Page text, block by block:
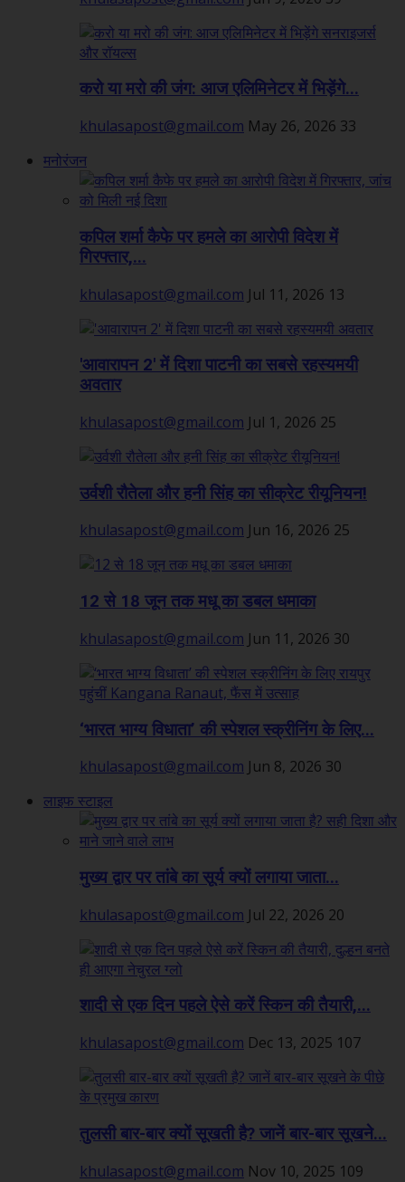
करो या मरो की जंग: आज एलिमिनेटर में भिड़ेंगे...
khulasapost@gmail.com May 26, 2026 33
मनोरंजन
कपिल शर्मा कैफे पर हमले का आरोपी विदेश में
गिरफ्तार,...
khulasapost@gmail.com Jul 11, 2026 13
'आवारापन 2' में दिशा पाटनी का सबसे रहस्यमयी
अवतार
khulasapost@gmail.com Jul 1, 2026 25
उर्वशी रौतेला और हनी सिंह का सीक्रेट रीयूनियन!
khulasapost@gmail.com Jun 16, 2026 25
12 से 18 जून तक मधू का डबल धमाका
khulasapost@gmail.com Jun 11, 2026 30
‘भारत भाग्य विधाता’ की स्पेशल स्क्रीनिंग के लिए...
khulasapost@gmail.com Jun 8, 2026 30
लाइफ स्टाइल
मुख्य द्वार पर तांबे का सूर्य क्यों लगाया जाता...
khulasapost@gmail.com Jul 22, 2026 20
शादी से एक दिन पहले ऐसे करें स्किन की तैयारी,...
khulasapost@gmail.com Dec 13, 2025 107
तुलसी बार-बार क्यों सूखती है? जानें बार-बार सूखने...
khulasapost@gmail.com Nov 10, 2025 109